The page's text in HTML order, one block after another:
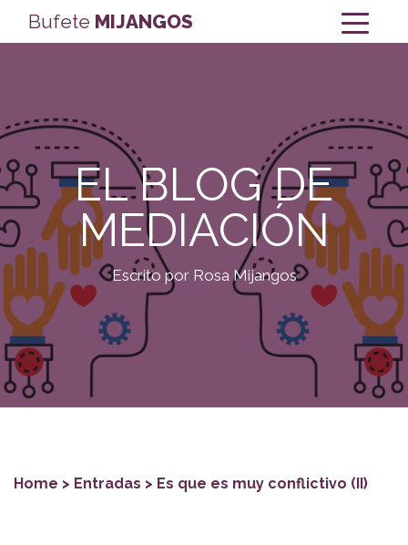
Bufete MIJANGOS
EL BLOG DE
MEDIACIÓN
Escrito por Rosa Mijangos
Home > Entradas > Es que es muy conflictivo (II)